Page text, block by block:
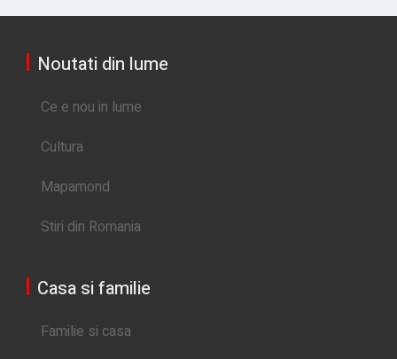
Noutati din lume
Ce e nou in lume
Cultura
Mapamond
Stiri din Romania
Casa si familie
Familie si casa